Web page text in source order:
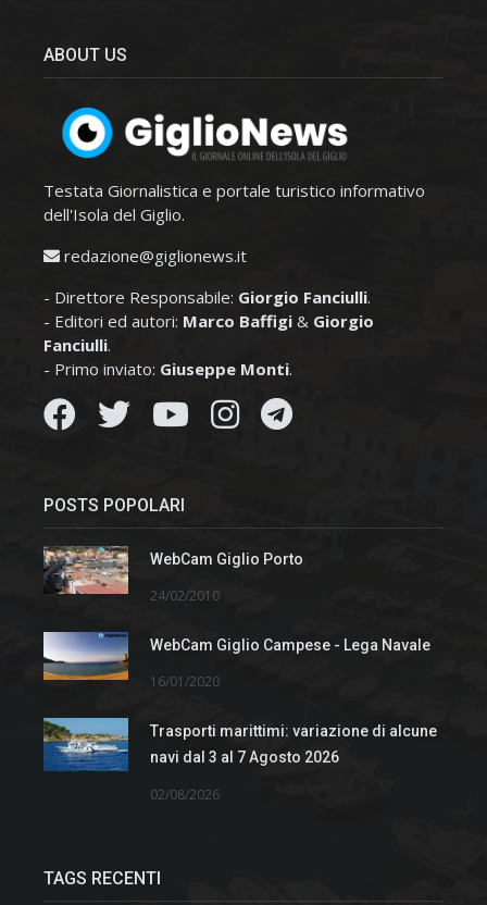
ABOUT US
Testata Giornalistica e portale turistico informativo
dell'Isola del Giglio.
redazione@giglionews.it
- Direttore Responsabile: Giorgio Fanciulli.
- Editori ed autori: Marco Baffigi & Giorgio
Fanciulli.
- Primo inviato: Giuseppe Monti.
POSTS POPOLARI
WebCam Giglio Porto
24/02/2010
WebCam Giglio Campese - Lega Navale
16/01/2020
Trasporti marittimi: variazione di alcune
navi dal 3 al 7 Agosto 2026
02/08/2026
TAGS RECENTI